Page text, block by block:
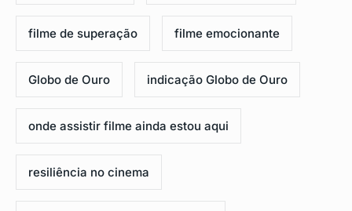
filme de superação filme emocionante
Globo de Ouro indicação Globo de Ouro
onde assistir filme ainda estou aqui
resiliência no cinema